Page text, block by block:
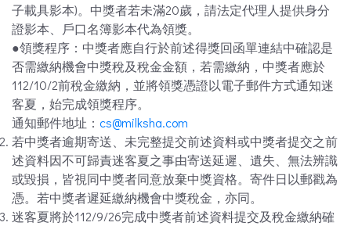
子載具影本)。中獎者若未滿20歲，請法定代理人提供身分
證影本、戶口名簿影本代為領獎。
●領獎程序：中獎者應自行於前述得獎回函單連結中確認是
否需繳納機會中獎稅及稅金金額，若需繳納，中獎者應於
112/10/2前稅金繳納，並將領獎憑證以電子郵件方式通知迷
客夏，始完成領獎程序。
通知郵件地址： cs@milksha.com
若中獎者逾期寄送、未完整提交前述資料或中獎者提交之前
述資料因不可歸責迷客夏之事由寄送延遲、遺失、無法辨識
或毀損，皆視同中獎者同意放棄中獎資格。寄件日以郵戳為
憑。若中獎者遲延繳納機會中獎稅金，亦同。
迷客夏將於112/9/26完成中獎者前述資料提交及稅金繳納確